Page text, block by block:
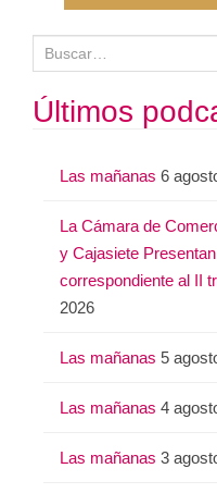
u
sÚltimos
Las mañanas 6
La Cámara de
y Cajasiete
correspondiente al II
2026
Las mañanas 5
Las mañanas 4
Las mañanas 3